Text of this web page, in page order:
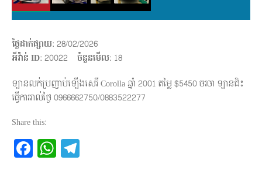
ថ្ងៃដាក់ផ្សាយ: 28/02/2026
អីវ៉ាន់ ID: 20022 ចំនួនមើល: 18
ឡានលក់ប្រញាប់ឡើងសេរី Corolla ឆ្នាំ 2001 តម្លៃ $5450 ចរចា ឡានជិះ
ធ្វើការរាល់ថ្ងៃ 0966662750/0883522277
Share this:
Facebook
WhatsApp